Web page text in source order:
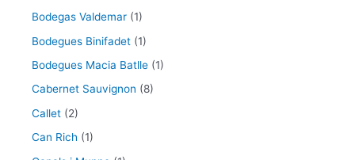
Bodegas Valdemar (1)
Bodegues Binifadet (1)
Bodegues Macia Batlle (1)
Cabernet Sauvignon (8)
Callet (2)
Can Rich (1)